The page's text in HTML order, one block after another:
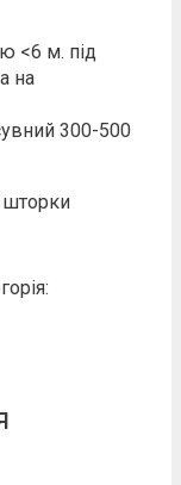
<6 м. під
на
300-500
шторки